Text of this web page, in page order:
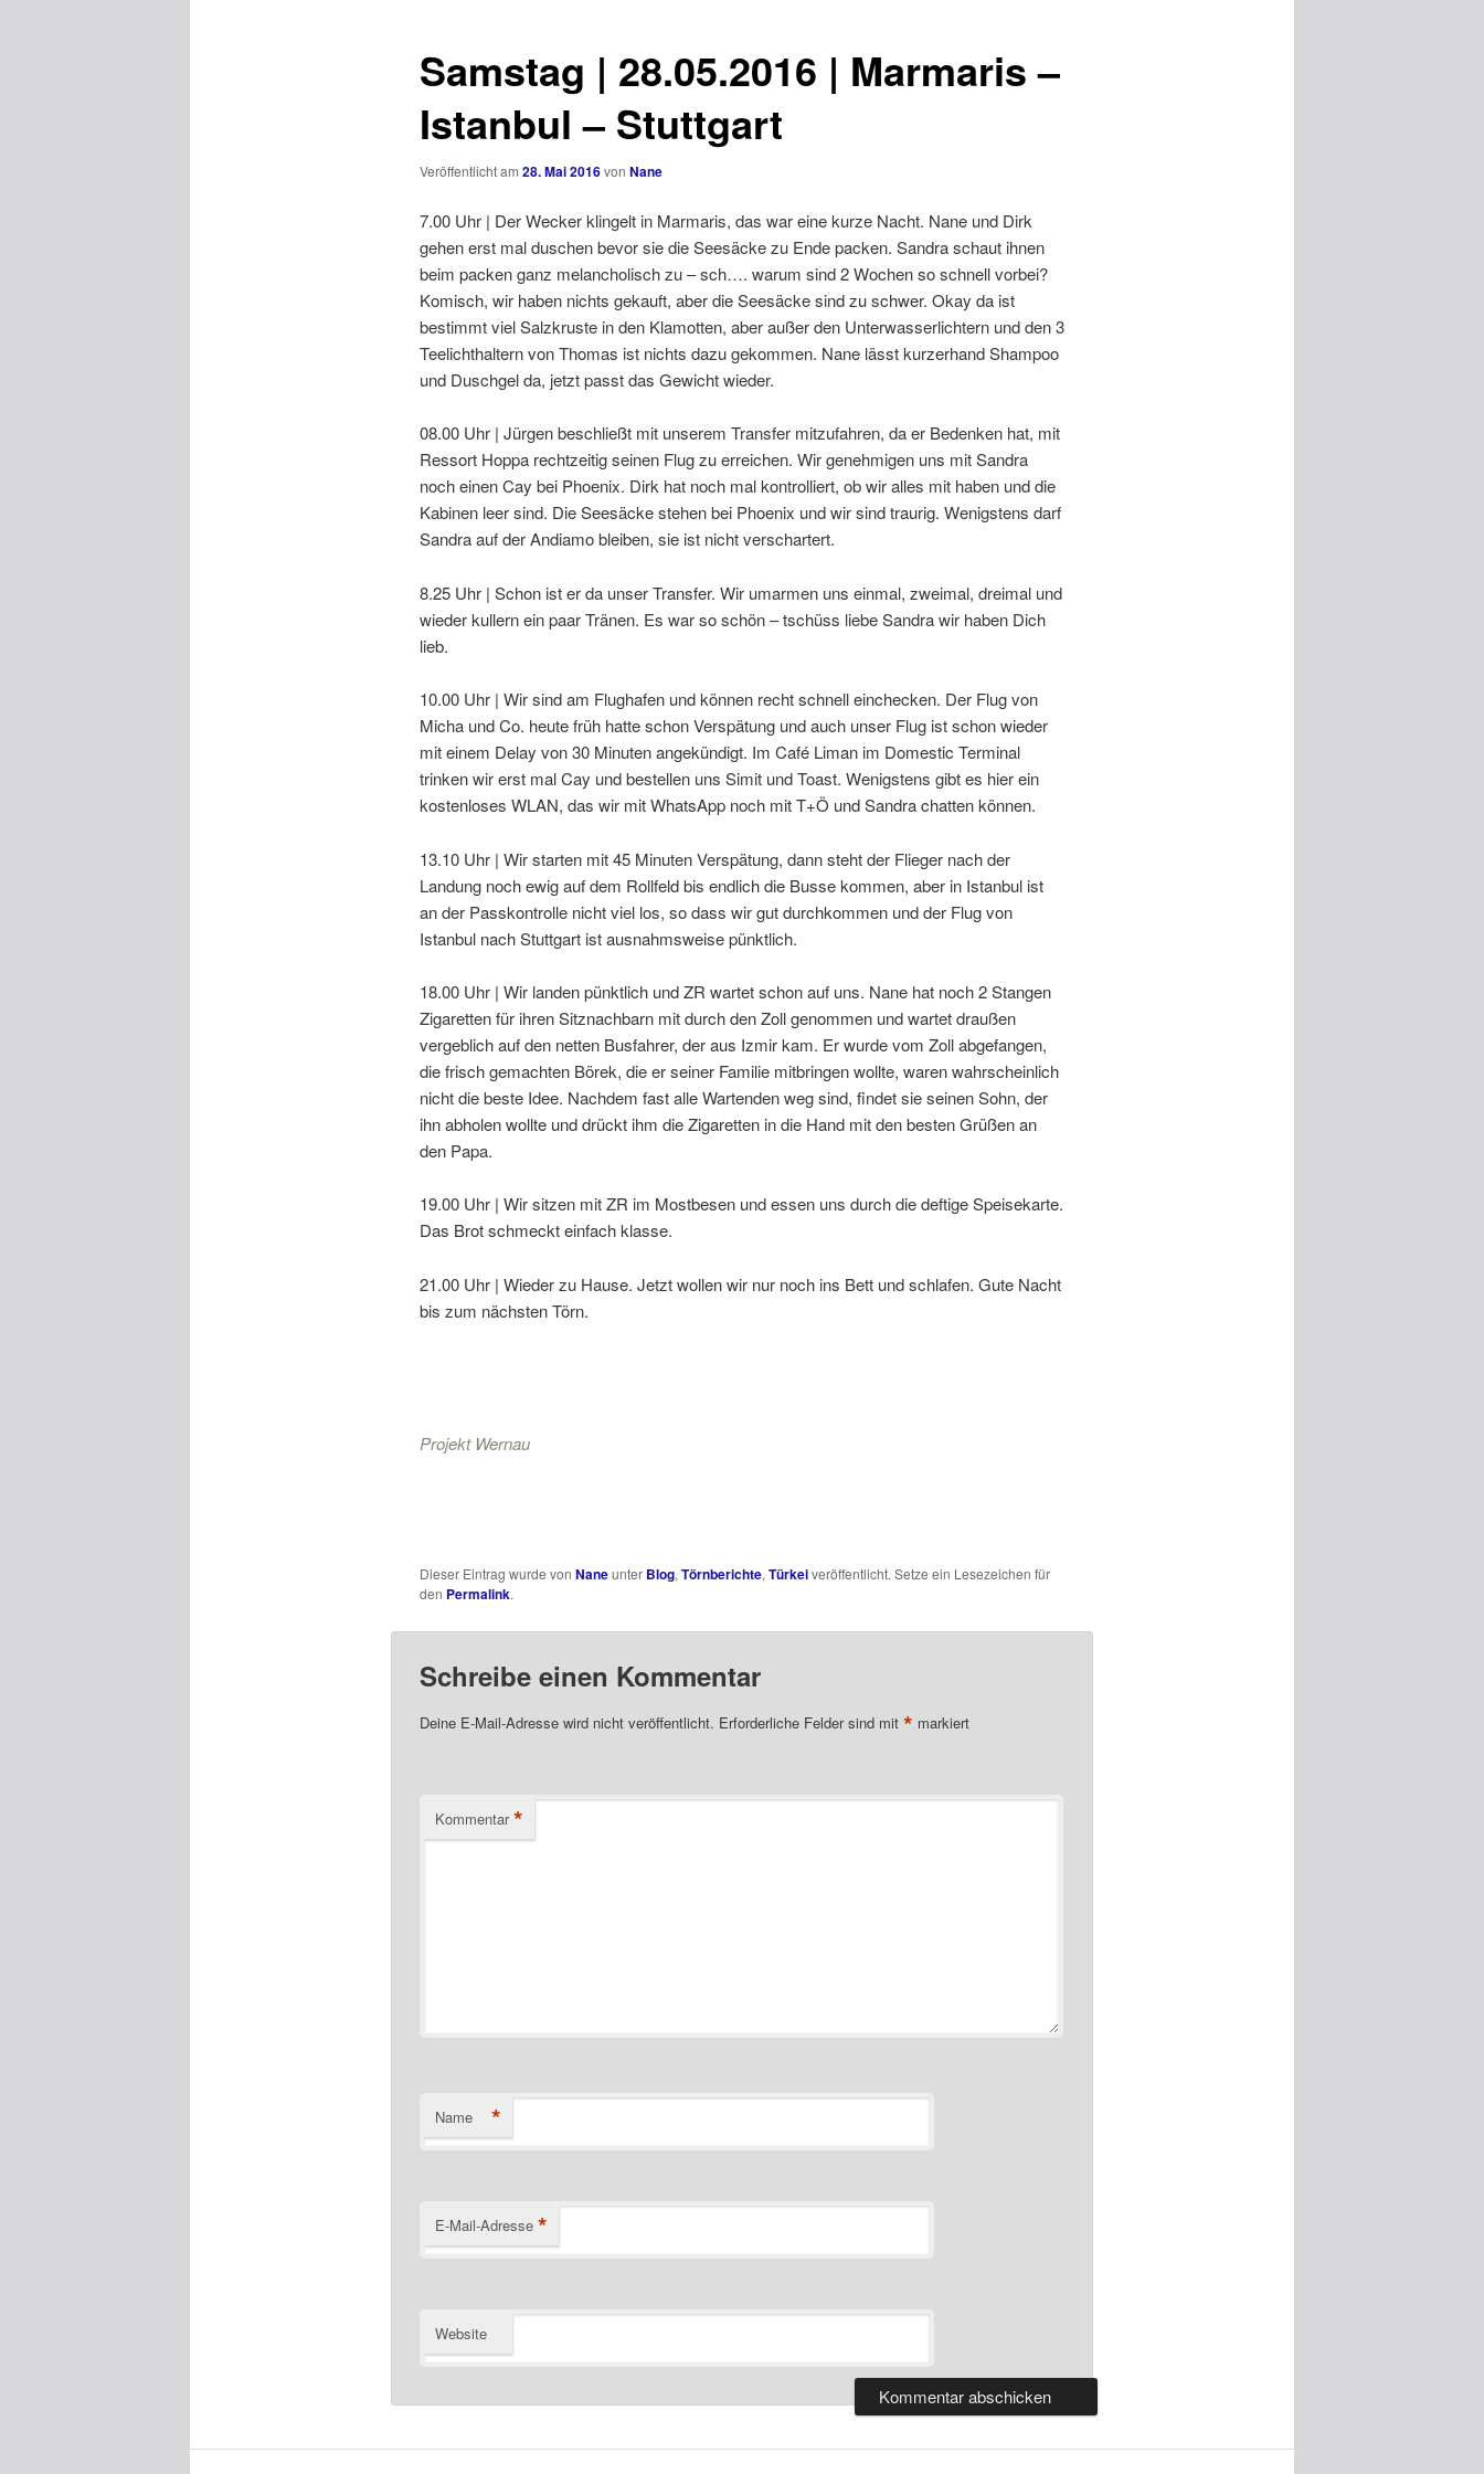
Samstag | 28.05.2016 | Marmaris –
Istanbul – Stuttgart
Veröffentlicht am 28. Mai 2016von Nane
7.00 Uhr | Der Wecker klingelt in Marmaris, das war eine kurze Nacht. Nane und Dirk
gehen erst mal duschen bevor sie die Seesäcke zu Ende packen. Sandra schaut ihnen
beim packen ganz melancholisch zu – sch…. warum sind 2 Wochen so schnell vorbei?
Komisch, wir haben nichts gekauft, aber die Seesäcke sind zu schwer. Okay da ist
bestimmt viel Salzkruste in den Klamotten, aber außer den Unterwasserlichtern und den 3
Teelichthaltern von Thomas ist nichts dazu gekommen. Nane lässt kurzerhand Shampoo
und Duschgel da, jetzt passt das Gewicht wieder.
08.00 Uhr | Jürgen beschließt mit unserem Transfer mitzufahren, da er Bedenken hat, mit
Ressort Hoppa rechtzeitig seinen Flug zu erreichen. Wir genehmigen uns mit Sandra
noch einen Cay bei Phoenix. Dirk hat noch mal kontrolliert, ob wir alles mit haben und die
Kabinen leer sind. Die Seesäcke stehen bei Phoenix und wir sind traurig. Wenigstens darf
Sandra auf der Andiamo bleiben, sie ist nicht verschartert.
8.25 Uhr | Schon ist er da unser Transfer. Wir umarmen uns einmal, zweimal, dreimal und
wieder kullern ein paar Tränen. Es war so schön – tschüss liebe Sandra wir haben Dich
lieb.
10.00 Uhr | Wir sind am Flughafen und können recht schnell einchecken. Der Flug von
Micha und Co. heute früh hatte schon Verspätung und auch unser Flug ist schon wieder
mit einem Delay von 30 Minuten angekündigt. Im Café Liman im Domestic Terminal
trinken wir erst mal Cay und bestellen uns Simit und Toast. Wenigstens gibt es hier ein
kostenloses WLAN, das wir mit WhatsApp noch mit T+Ö und Sandra chatten können.
13.10 Uhr | Wir starten mit 45 Minuten Verspätung, dann steht der Flieger nach der
Landung noch ewig auf dem Rollfeld bis endlich die Busse kommen, aber in Istanbul ist
an der Passkontrolle nicht viel los, so dass wir gut durchkommen und der Flug von
Istanbul nach Stuttgart ist ausnahmsweise pünktlich.
18.00 Uhr | Wir landen pünktlich und ZR wartet schon auf uns. Nane hat noch 2 Stangen
Zigaretten für ihren Sitznachbarn mit durch den Zoll genommen und wartet draußen
vergeblich auf den netten Busfahrer, der aus Izmir kam. Er wurde vom Zoll abgefangen,
die frisch gemachten Börek, die er seiner Familie mitbringen wollte, waren wahrscheinlich
nicht die beste Idee. Nachdem fast alle Wartenden weg sind, findet sie seinen Sohn, der
ihn abholen wollte und drückt ihm die Zigaretten in die Hand mit den besten Grüßen an
den Papa.
19.00 Uhr | Wir sitzen mit ZR im Mostbesen und essen uns durch die deftige Speisekarte.
Das Brot schmeckt einfach klasse.
21.00 Uhr | Wieder zu Hause. Jetzt wollen wir nur noch ins Bett und schlafen. Gute Nacht
bis zum nächsten Törn.
Projekt Wernau
Dieser Eintrag wurde von Naneunter Blog, Törnberichte, Türkeiveröffentlicht. Setze ein Lesezeichen für
den Permalink.
Schreibe einen Kommentar
Deine E-Mail-Adresse wird nicht veröffentlicht. Erforderliche Felder sind mit * markiert
Kommentar *
Name *
E-Mail-Adresse *
Website